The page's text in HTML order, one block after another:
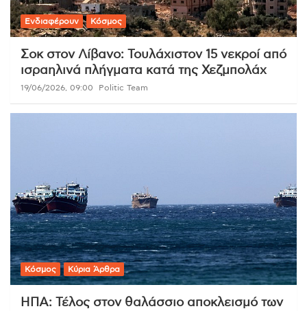
Ενδιαφέρουν Κόσμος
Σοκ στον Λίβανο: Τουλάχιστον 15 νεκροί από
ισραηλινά πλήγματα κατά της Χεζμπολάχ
19/06/2026, 09:00 Politic Team
Κόσμος Κύρια Άρθρα
ΗΠΑ: Τέλος στον θαλάσσιο αποκλεισμό των